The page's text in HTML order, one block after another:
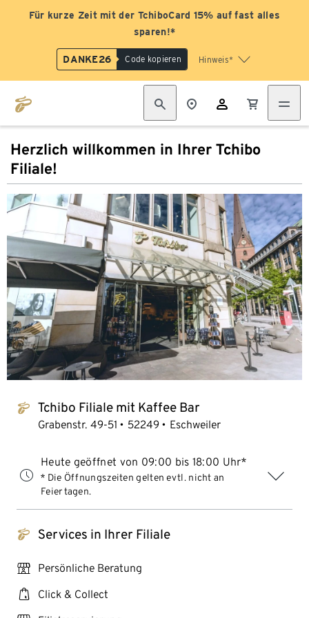
Für kurze Zeit mit der TchiboCard 15% auf fast alles
sparen!*
DANKE26 Code kopieren Hinweis*
Herzlich willkommen in Ihrer Tchibo
Filiale!
tchibo_logo Tchibo Filiale mit Kaffee Bar
Grabenstr. 49-51 52249 Eschweiler
Heute geöffnet von 09:00 bis 18:00 Uhr*
* Die Öffnungszeiten gelten evtl. nicht an
Feiertagen.
tchibo_logo Services in Ihrer Filiale
personal_services Persönliche Beratung
click_collect Click & Collect